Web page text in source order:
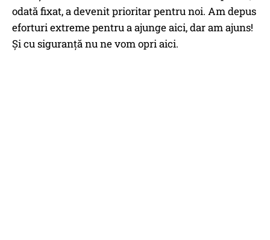
odată fixat, a devenit prioritar pentru noi. Am depus
eforturi extreme pentru a ajunge aici, dar am ajuns!
Și cu siguranță nu ne vom opri aici.